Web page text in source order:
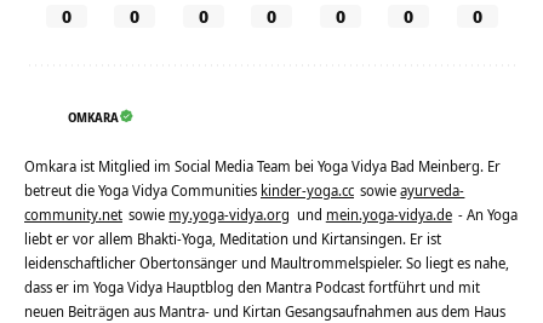
0 0 0 0 0 0 0
OMKARA
Omkara ist Mitglied im Social Media Team bei Yoga Vidya Bad Meinberg. Er
betreut die Yoga Vidya Communities kinder-yoga.cc sowieayurveda-
community.net sowie my.yoga-vidya.org und mein.yoga-vidya.de - An Yoga
liebt er vor allem Bhakti-Yoga, Meditation und Kirtansingen. Er ist
leidenschaftlicher Obertonsänger und Maultrommelspieler. So liegt es nahe,
dass er im Yoga Vidya Hauptblog den Mantra Podcast fortführt und mit
neuen Beiträgen aus Mantra- und Kirtan Gesangsaufnahmen aus dem Haus